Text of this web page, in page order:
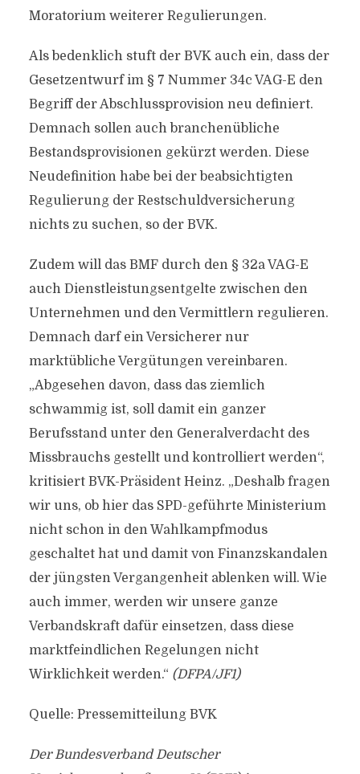
Moratorium weiterer Regulierungen.
Als bedenklich stuft der BVK auch ein, dass der
Gesetzentwurf im § 7 Nummer 34c VAG-E den
Begriff der Abschlussprovision neu definiert.
Demnach sollen auch branchenübliche
Bestandsprovisionen gekürzt werden. Diese
Neudefinition habe bei der beabsichtigten
Regulierung der Restschuldversicherung
nichts zu suchen, so der BVK.
Zudem will das BMF durch den § 32a VAG-E
auch Dienstleistungsentgelte zwischen den
Unternehmen und den Vermittlern regulieren.
Demnach darf ein Versicherer nur
marktübliche Vergütungen vereinbaren.
„Abgesehen davon, dass das ziemlich
schwammig ist, soll damit ein ganzer
Berufsstand unter den Generalverdacht des
Missbrauchs gestellt und kontrolliert werden“,
kritisiert BVK-Präsident Heinz. „Deshalb fragen
wir uns, ob hier das SPD-geführte Ministerium
nicht schon in den Wahlkampfmodus
geschaltet hat und damit von Finanzskandalen
der jüngsten Vergangenheit ablenken will. Wie
auch immer, werden wir unsere ganze
Verbandskraft dafür einsetzen, dass diese
marktfeindlichen Regelungen nicht
Wirklichkeit werden.“ (DFPA/JF1)
Quelle: Pressemitteilung BVK
Der Bundesverband Deutscher